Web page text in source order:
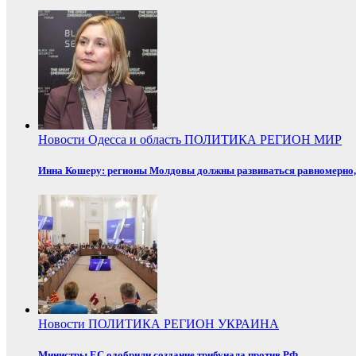
Новости Одесса и область ПОЛИТИКА РЕГИОН МИР
Инна Кошеру: регионы Молдовы должны развиваться равномерно,
Новости ПОЛИТИКА РЕГИОН УКРАИНА